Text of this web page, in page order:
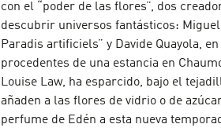
con el “poder de las flores”, dos
descubrir universos fantásticos:
Paradis artificiels” y Davide Quayola,
procedentes de una estancia en
Louise Law, ha esparcido, bajo el
añaden a las flores de vidrio o de
perfume de Edén a esta nueva